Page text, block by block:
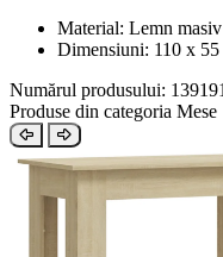
Material: Lemn
Dimensiuni: 110 x
Numărul produsului: 139191
Produse din categoria Mese